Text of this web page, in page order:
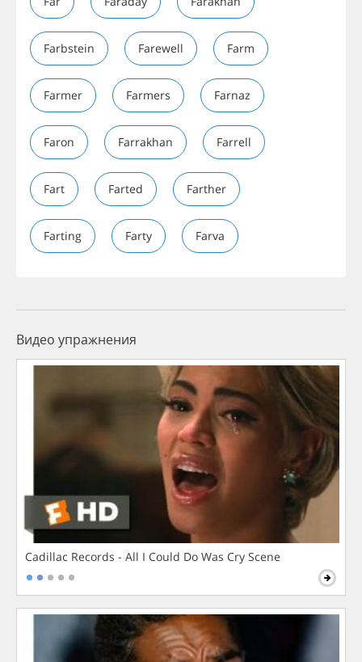
Farbstein Farewell Farm
Farmer Farmers Farnaz
Faron Farrakhan Farrell
Fart Farted Farther
Farting Farty Farva
Видео упражнения
Cadillac Records - All I Could Do Was Cry Scene